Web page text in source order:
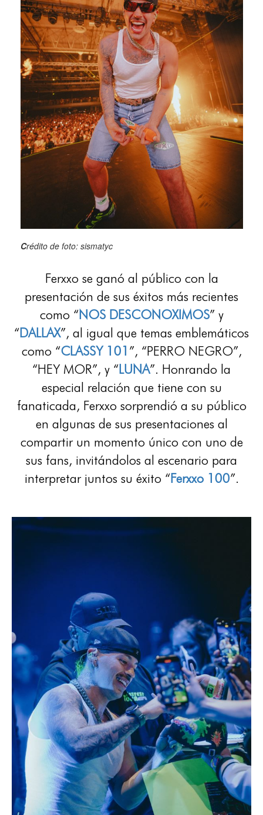
Crédito de foto: sismatyc
Ferxxo se ganó al público con la
presentación de sus éxitos más recientes
como “NOS DESCONOXIMOS” y
“DALLAX”, al igual que temas emblemáticos
como “CLASSY 101 ”, “PERRO NEGRO”,
“HEY MOR”, y “LUNA”. Honrando la
especial relación que tiene con su
fanaticada, Ferxxo sorprendió a su público
en algunas de sus presentaciones al
compartir un momento único con uno de
sus fans, invitándolos al escenario para
interpretar juntos su éxito “Ferxxo 100”.